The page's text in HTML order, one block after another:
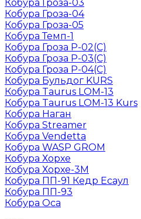
Кобура Гроза-03
Кобура Гроза-04
Кобура Гроза-05
Кобура Темп-1
Кобура Гроза Р-02(С)
Кобура Гроза Р-03(С)
Кобура Гроза Р-04(С)
Кобура Бульдог KURS
Кобура Taurus LOM-13
Кобура Taurus LOM-13 Kurs
Кобура Наган
Кобура Streamer
Кобура Vendetta
Кобура WASP GROM
Кобура Хорхе
Кобура Хорхе-3М
Кобура ПП-91 Кедр Есаул
Кобура ПП-93
Кобура Оса